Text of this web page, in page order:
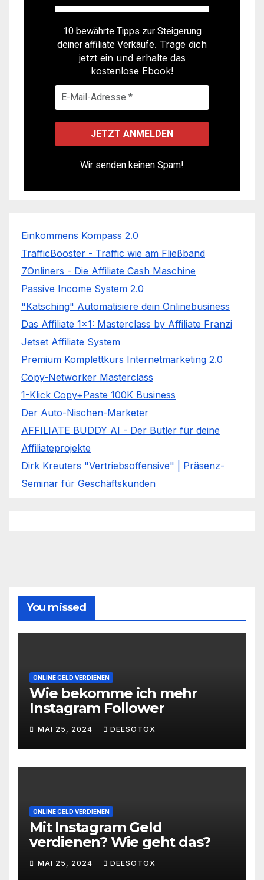
10 bewährte Tipps zur Steigerung
deiner affiliate Verkäufe. Trage dich
jetzt ein und erhalte das
kostenlose Ebook!
Wir senden keinen Spam!
Einkommens Kompass 2.0
TrafficBooster - Traffic wie am Fließband
7Onliners - Die Affiliate Cash Maschine
Passive Income System 2.0
"Katsching" Automatisiere dein Onlinebusiness
Das Affiliate 1x1: Masterclass by Affiliate Franzi
Jetset Affiliate System
Premium Komplettkurs Internetmarketing 2.0
Copy-Networker Masterclass
1-Klick Copy+Paste 100K Business
Der Auto-Nischen-Marketer
AFFILIATE BUDDY AI - Der Butler für deine
Affiliateprojekte
Dirk Kreuters "Vertriebsoffensive" | Präsenz-
Seminar für Geschäftskunden
You missed
ONLINE GELD VERDIENEN
Wie bekomme ich mehr
Instagram Follower
MAI 25, 2024 DEESOTOX
ONLINE GELD VERDIENEN
Mit Instagram Geld
verdienen? Wie geht das?
MAI 25, 2024 DEESOTOX